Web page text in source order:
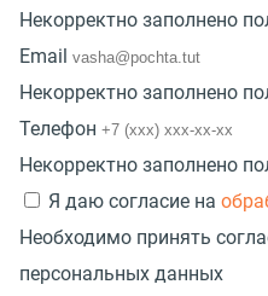
Некорректно заполнено
Email
Некорректно заполнено
Телефон
Некорректно заполнено
Я даю согласие на
Необходимо принять
персональных данных